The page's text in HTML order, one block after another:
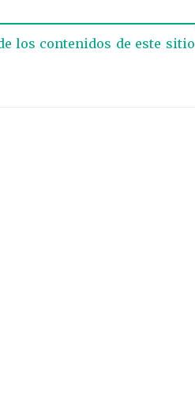
los contenidos de este sitio